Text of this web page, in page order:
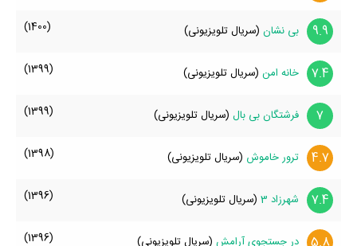
9.9 بی نشان (سریال تلویزیونی) (1400)
7.4 خانه امن (سریال تلویزیونی) (1399)
7 فرشتگان بی بال (سریال تلویزیونی) (1399)
4.7 ترور خاموش (سریال تلویزیونی) (1398)
7.4 شهرزاد 3 (سریال تلویزیونی) (1396)
5.8 در جستجوی آرامش (سریال تلویزیونی) (1396)